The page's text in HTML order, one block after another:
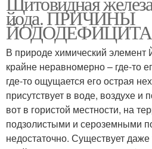
йода. ПРИЧИНЫ
ЙОДОДЕФИЦИТА
В природе химический
крайне неравномерно – где-то
где-то ощущается его острая
присутствует в воде, воздухе и
вот в гористой местности, на
подзолистыми и сероземными
недостаточно. Существует даже